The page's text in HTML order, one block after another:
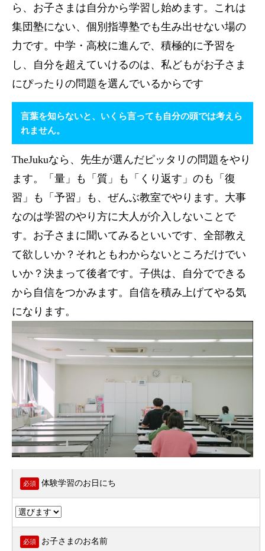
ら、お子さまは自分から学習し始めます。これは
集団塾にない、個別指導塾でも生み出せない場の
力です。中学・高校に進んで、積極的に予習を
し、自分を超えていけるのは、私どもがお子さま
にぴったりの問題を選んでいるからです
言葉を知らないと、いくら言っても自分の頭では考えら
れません。
TheJukuなら、先生が選んだピッタリの問題をやり
ます。「量」も「質」も「くり返す」のも「復
習」も「予習」も、ぜんぶ教室でやります。大事
なのは学習のやり方に大人が介入しないことで
す。お子さまに聞いてみるといいです、全部教え
て欲しいか？それともわからないところだけでい
いか？決まって後者です。子供は、自分でできる
から自信をつかみます。自信を積み上げてやる気
になります。
必須 体験学習のお日にち
必須 お子さまのお名前